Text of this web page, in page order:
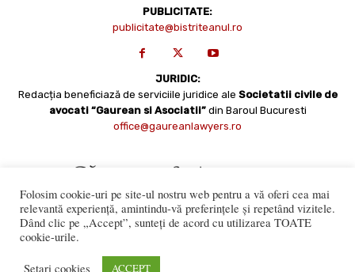
PUBLICITATE:
publicitate@bistriteanul.ro
JURIDIC:
Redacția beneficiază de serviciile juridice ale Societatii civile de
avocati “Gaurean si Asociatii” din Baroul Bucuresti
office@gaureanlawyers.ro
numai cu acordul expres al Bistriteanul.Ro. © Copyright 2008 -
Folosim cookie-uri pe site-ul nostru web pentru a vă oferi cea mai
relevantă experiență, amintindu-vă preferințele și repetând vizitele.
Dând clic pe „Accept”, sunteți de acord cu utilizarea TOATE
cookie-urile.
Setari cookies ACCEPT